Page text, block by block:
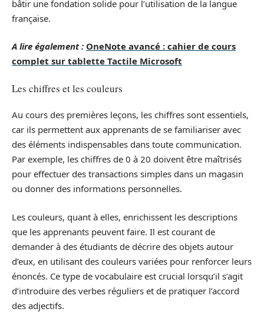
bâtir une fondation solide pour l’utilisation de la langue
française.
A lire également : OneNote avancé : cahier de cours
complet sur tablette Tactile Microsoft
Les chiffres et les couleurs
Au cours des premières leçons, les chiffres sont essentiels,
car ils permettent aux apprenants de se familiariser avec
des éléments indispensables dans toute communication.
Par exemple, les chiffres de 0 à 20 doivent être maîtrisés
pour effectuer des transactions simples dans un magasin
ou donner des informations personnelles.
Les couleurs, quant à elles, enrichissent les descriptions
que les apprenants peuvent faire. Il est courant de
demander à des étudiants de décrire des objets autour
d’eux, en utilisant des couleurs variées pour renforcer leurs
énoncés. Ce type de vocabulaire est crucial lorsqu’il s’agit
d’introduire des verbes réguliers et de pratiquer l’accord
des adjectifs.